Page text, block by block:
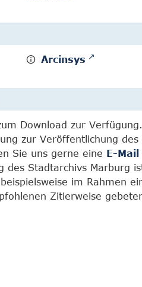
Arcinsys
Download zur Verfügung.
zur Veröffentlichung
Sie uns gerne eine E-Mail
des Stadtarchivs
im Rahmen
Zitierweise